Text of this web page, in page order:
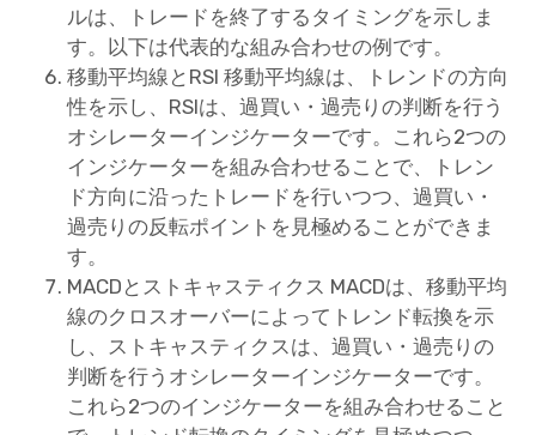
ルは、トレードを終了するタイミングを示しま
す。以下は代表的な組み合わせの例です。
移動平均線とRSI 移動平均線は、トレンドの方向
性を示し、RSIは、過買い・過売りの判断を行う
オシレーターインジケーターです。これら2つの
インジケーターを組み合わせることで、トレン
ド方向に沿ったトレードを行いつつ、過買い・
過売りの反転ポイントを見極めることができま
す。
MACDとストキャスティクス MACDは、移動平均
線のクロスオーバーによってトレンド転換を示
し、ストキャスティクスは、過買い・過売りの
判断を行うオシレーターインジケーターです。
これら2つのインジケーターを組み合わせること